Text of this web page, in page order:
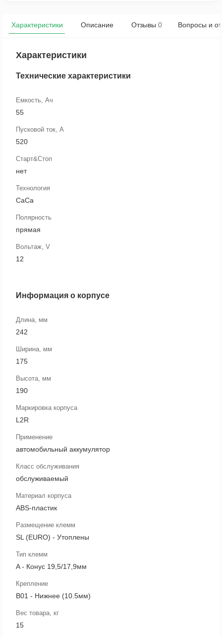
Характеристики Описание Отзывы 0 Вопросы и
Характеристики
Технические характеристики
Емкость, Ач
55
Пусковой ток, А
520
Старт&Стоп
нет
Технология
CaCa
Полярность
прямая
Вольтаж, V
12
Информация о корпусе
Длина, мм
242
Ширина, мм
175
Высота, мм
190
Маркировка корпуса
L2R
Применение
автомобильный аккумулятор
Класс обслуживания
обслуживаемый
Материал корпуса
ABS-пластик
Размещение клемм
SL (EURO) - Утоплены
Тип клемм
A - Конус 19,5/17,9мм
Крепление
B01 - Нижнее (10.5мм)
Вес товара, кг
15